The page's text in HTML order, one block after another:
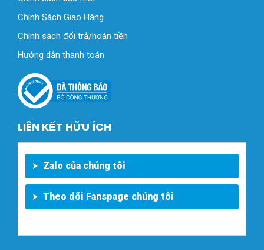
Chính Sách Giao Hàng
Chính sách đổi trả/hoàn tiền
Hướng dẫn thanh toán
LIÊN KẾT HỮU ÍCH
Zalo của chúng tôi
Theo dõi Fanspage chúng tôi